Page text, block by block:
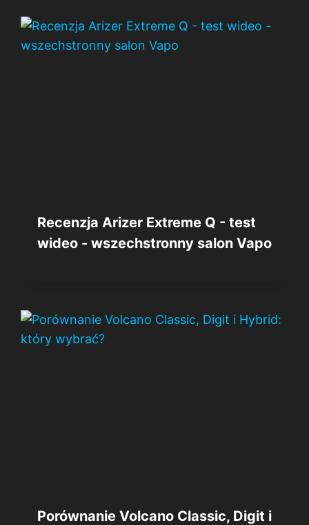
Recenzja Arizer Extreme Q - test
wideo - wszechstronny salon Vapo
Porównanie Volcano Classic, Digit i